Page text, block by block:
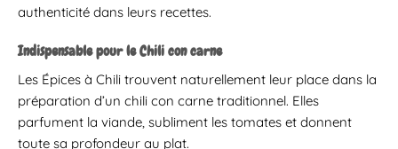
authenticité dans leurs recettes.
Indispensable pour le Chili con carne
Les Épices à Chili trouvent naturellement leur place dans la
préparation d’un chili con carne traditionnel. Elles
parfument la viande, subliment les tomates et donnent
toute sa profondeur au plat.